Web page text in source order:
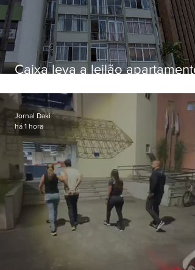
Caixa leva a leilão apartamento
Botafogo
Jornal Daki
há 1 hora